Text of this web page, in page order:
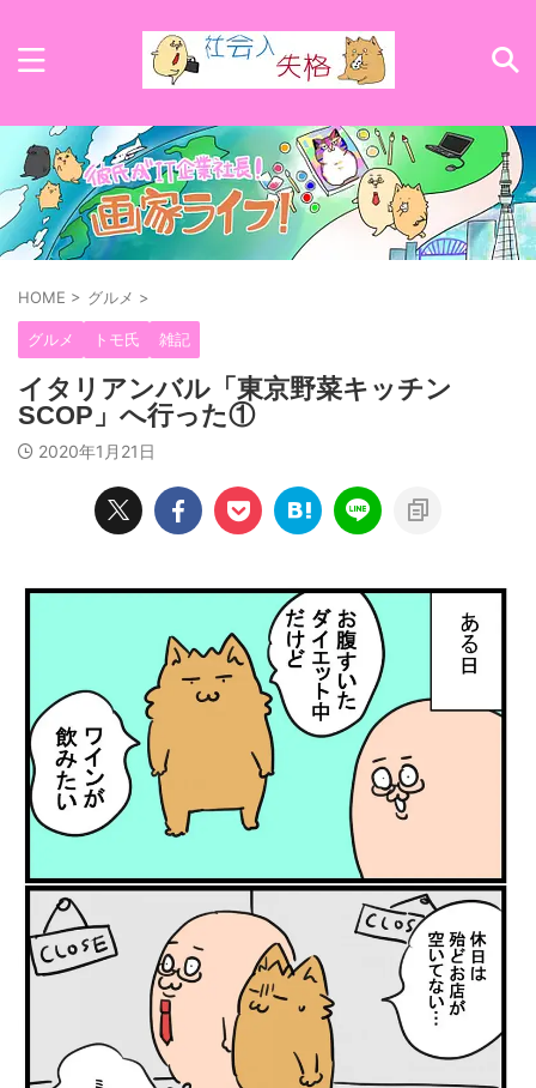
HOME > グルメ >
グルメ トモ氏 雑記
イタリアンバル「東京野菜キッチン
SCOP」へ行った①
2020年1月21日